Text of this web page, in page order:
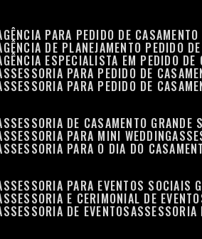
AGÊNCIA PARA PEDIDO DE
AGÊNCIA DE PLANEJAMENTO PEDIDO
AGÊNCIA ESPECIALISTA EM PEDIDO DE
ASSESSORIA PARA PEDIDO DE
ASSESSORIA PARA PEDIDO DE
ASSESSORIA DE CASAMENTO GRANDE
ASSESSORIA PARA MINI WEDDING
ASSESSORIA PARA O DIA DO
ASSESSORIA PARA EVENTOS SOCIAIS
ASSESSORIA E CERIMONIAL DE
ASSESSORIA DE EVENTOS